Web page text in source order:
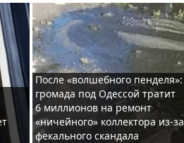
После «волшебного пенделя»:
громада под Одессой тратит
6 миллионов на ремонт
«ничейного» коллектора из-за
фекального скандала